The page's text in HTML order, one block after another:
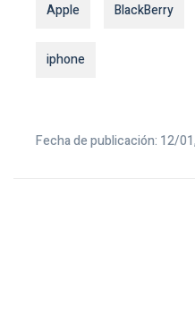
Apple BlackBerry
iphone
Fecha de publicación: 12/